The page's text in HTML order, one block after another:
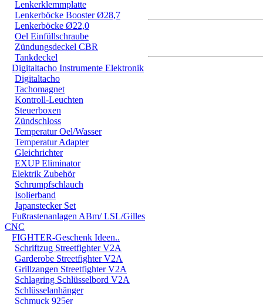
Lenkerklemmplatte
Lenkerböcke Booster Ø28,7
Lenkerböcke Ø22,0
Oel Einfüllschraube
Zündungsdeckel CBR
Tankdeckel
Digitaltacho Instrumente Elektronik
Digitaltacho
Tachomagnet
Kontroll-Leuchten
Steuerboxen
Zündschloss
Temperatur Oel/Wasser
Temperatur Adapter
Gleichrichter
EXUP Eliminator
Elektrik Zubehör
Schrumpfschlauch
Isolierband
Japanstecker Set
Fußrastenanlagen ABm/ LSL/Gilles
CNC
FIGHTER-Geschenk Ideen..
Schriftzug Streetfighter V2A
Garderobe Streetfighter V2A
Grillzangen Streetfighter V2A
Schlagring Schlüsselbord V2A
Schlüsselanhänger
Schmuck 925er